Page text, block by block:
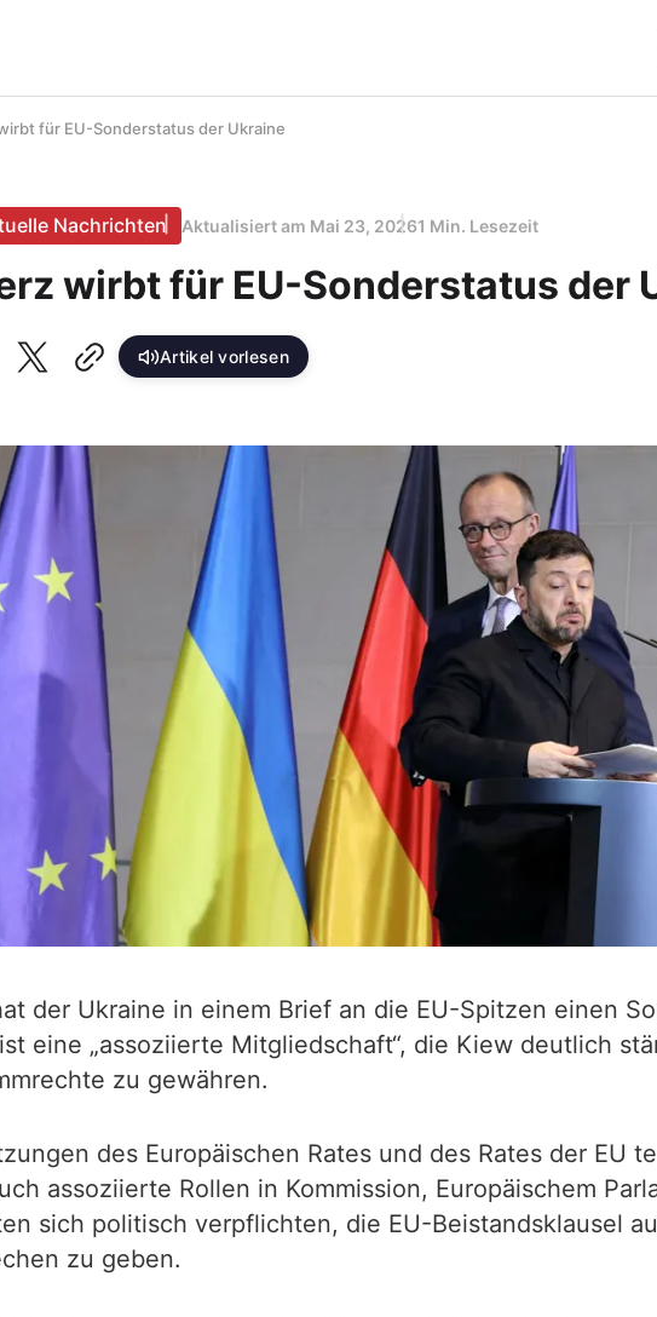
für EU-Sonderstatus der Ukraine
Nachrichten Aktualisiert am Mai 23, 20261 Min. Lesezeit
wirbt für EU-Sonderstatus der
Artikel vorlesen
der Ukraine in einem Brief an die EU-Spitzen einen
eine „assoziierte Mitgliedschaft“, die Kiew deutlich
zu gewähren.
des Europäischen Rates und des Rates der EU
assoziierte Rollen in Kommission, Europäischem
sich politisch verpflichten, die EU-Beistandsklausel
zu geben.